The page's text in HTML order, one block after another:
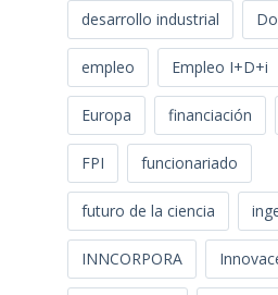
desarrollo industrial
empleo Empleo I+D+i
Europa financiación
FPI funcionariado
futuro de la ciencia
INNCORPORA